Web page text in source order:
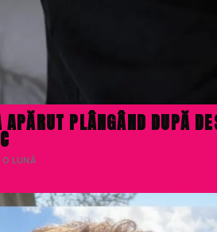
PLÂNGÂND DUPĂ
O LUNĂ